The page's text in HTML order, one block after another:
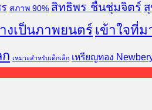
สภาพ 90% สิทธิพร ชื่นชุ่มจิตร์
งเป็นภาพยนตร์ เข้าใจที่
เหมาะสำหรับเด็กเล็ก เหรียญทอง